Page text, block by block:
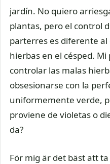
jardín. No quiero
plantas, pero el control
parterres es diferente
hierbas en el césped.
controlar las malas
obsesionarse con la
uniformemente verde,
proviene de violetas o
da?
För mig är det bäst att